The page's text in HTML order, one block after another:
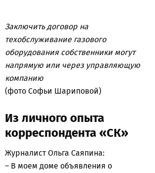
Заключить договор на
техобслуживание газового
оборудования собственники могут
напрямую или через управляющую
компанию
(фото Софьи Шариповой)
Из личного опыта
корреспондента «СК»
Журналист Ольга Саяпина:
– В моем доме объявления о